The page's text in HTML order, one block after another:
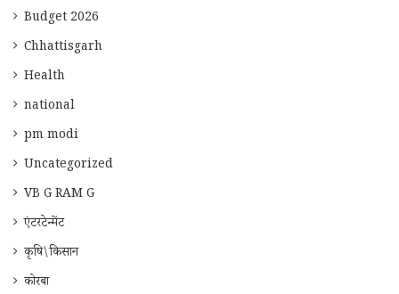
Budget 2026
Chhattisgarh
Health
national
pm modi
Uncategorized
VB G RAM G
एंटरटेन्मेंट
कृषि\किसान
कोरबा